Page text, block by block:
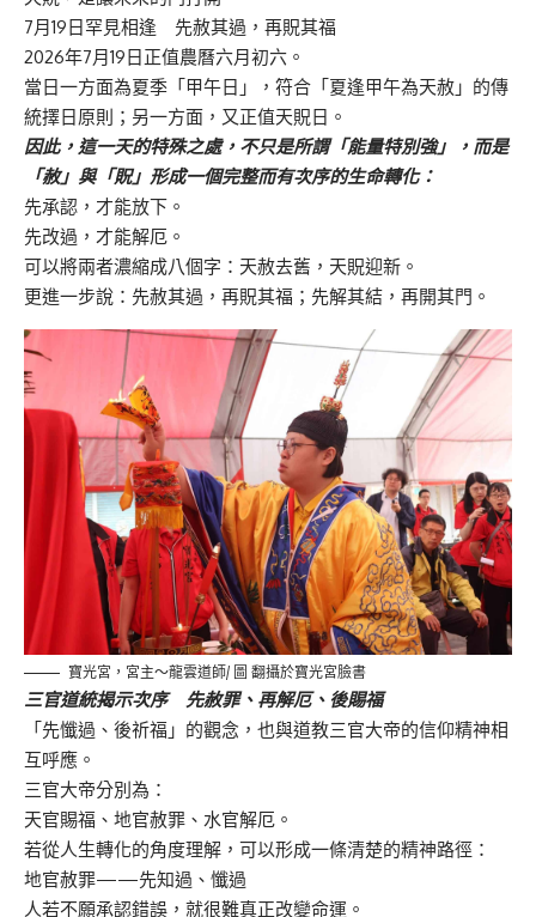
7月19日罕見相逢 先赦其過，再貺其福
2026年7月19日正值農曆六月初六。
當日一方面為夏季「甲午日」，符合「夏逢甲午為天赦」的傳
統擇日原則；另一方面，又正值天貺日。
因此，這一天的特殊之處，不只是所謂「能量特別強」，而是
「赦」與「貺」形成一個完整而有次序的生命轉化：
先承認，才能放下。
先改過，才能解厄。
可以將兩者濃縮成八個字：天赦去舊，天貺迎新。
更進一步說：先赦其過，再貺其福；先解其結，再開其門。
寶光宮，宮主～龍雲道師/ 圖 翻攝於寶光宮臉書
三官道統揭示次序 先赦罪、再解厄、後賜福
「先懺過、後祈福」的觀念，也與道教三官大帝的信仰精神相
互呼應。
三官大帝分別為：
天官賜福、地官赦罪、水官解厄。
若從人生轉化的角度理解，可以形成一條清楚的精神路徑：
地官赦罪——先知過、懺過
人若不願承認錯誤，就很難真正改變命運。